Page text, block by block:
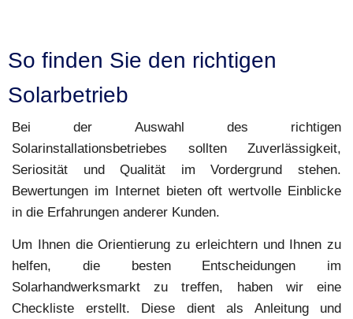
So finden Sie den richtigen
Solarbetrieb
Bei der Auswahl des richtigen
Solarinstallationsbetriebes sollten Zuverlässigkeit,
Seriosität und Qualität im Vordergrund stehen.
Bewertungen im Internet bieten oft wertvolle Einblicke
in die Erfahrungen anderer Kunden.
Um Ihnen die Orientierung zu erleichtern und Ihnen zu
helfen, die besten Entscheidungen im
Solarhandwerksmarkt zu treffen, haben wir eine
Checkliste erstellt. Diese dient als Anleitung und